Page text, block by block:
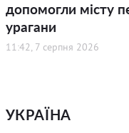
допомогли місту
урагани
11:42, 7 серпня 2026
УКРАЇНА